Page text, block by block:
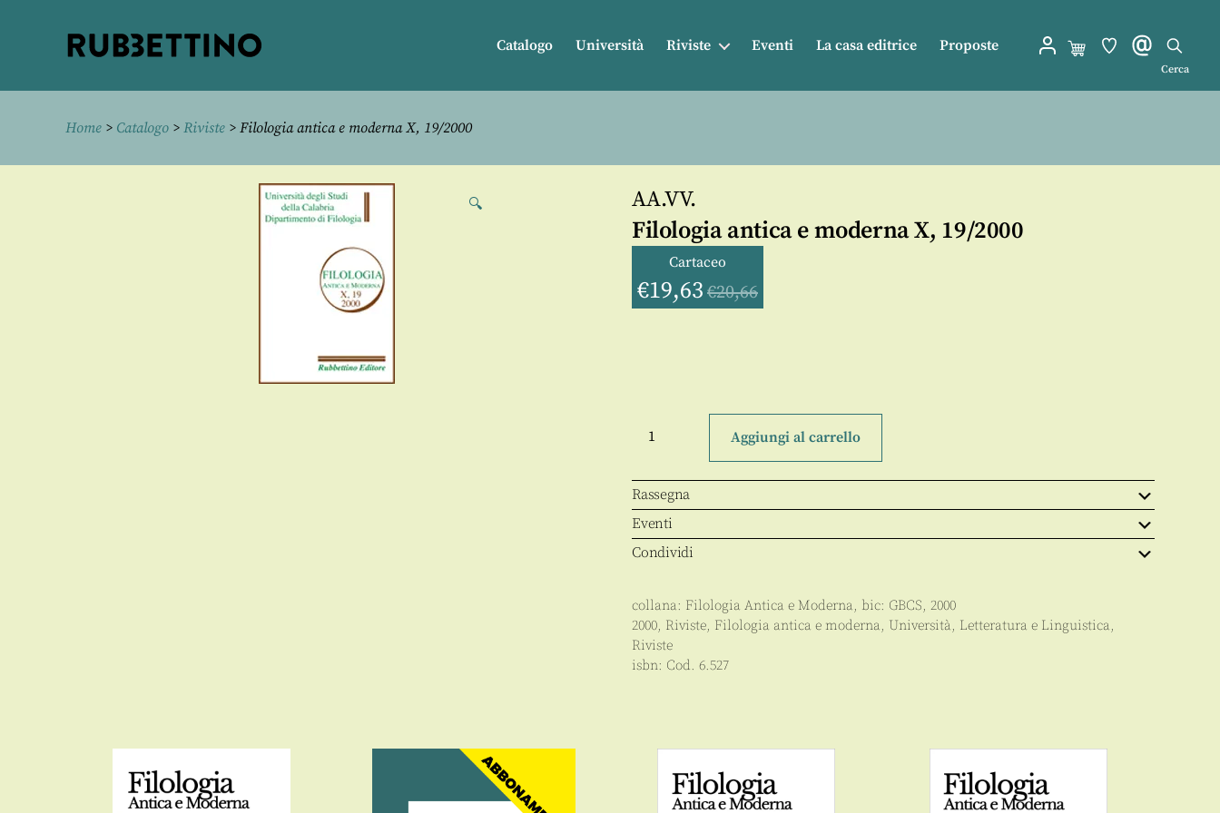
Catalogo Università Riviste Eventi La casa editrice Proposte
Cerca
Home > Catalogo > Riviste > Filologia antica e moderna X, 19/2000
🔍 AA.VV.
Filologia antica e moderna X, 19/2000
Cartaceo
€19,63 €20,66
antica
X,
19/2000
quantità
Aggiungi al carrello
Rassegna
Eventi
Condividi
collana: Filologia Antica e Moderna, bic: GBCS, 2000
2000, Riviste, Filologia antica e moderna, Università, Letteratura e Linguistica,
Riviste
isbn: Cod. 6.527